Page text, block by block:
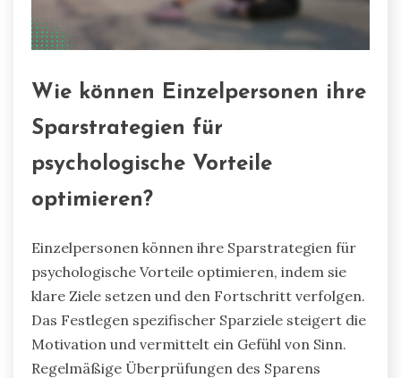
Wie können Einzelpersonen ihre
Sparstrategien für
psychologische Vorteile
optimieren?
Einzelpersonen können ihre Sparstrategien für
psychologische Vorteile optimieren, indem sie
klare Ziele setzen und den Fortschritt verfolgen.
Das Festlegen spezifischer Sparziele steigert die
Motivation und vermittelt ein Gefühl von Sinn.
Regelmäßige Überprüfungen des Sparens